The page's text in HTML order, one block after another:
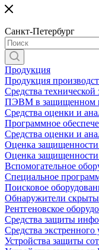
Санкт-Петербург
Продукция
Продукция
Средства
ПЭВМ в защищенном
Средства оценки и
Программное
Средства оценки и
Оценка
Оценка защищенности
Вспомогательное
Специальное
Поисковое
Обнаружители
Рентгеновское
Средства защиты
Средства
Устройства защиты